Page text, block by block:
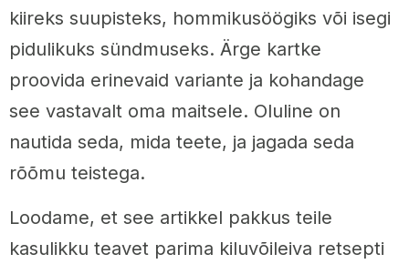
kiireks suupisteks, hommikusöögiks või isegi
pidulikuks sündmuseks. Ärge kartke
proovida erinevaid variante ja kohandage
see vastavalt oma maitsele. Oluline on
nautida seda, mida teete, ja jagada seda
rõõmu teistega.
Loodame, et see artikkel pakkus teile
kasulikku teavet parima kiluvõileiva retsepti